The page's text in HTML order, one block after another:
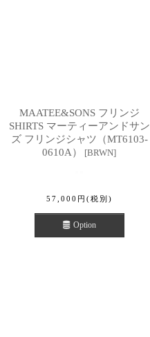
MAATEE&SONS フリンジ
SHIRTS マーティーアンドサン
ズ フリンジシャツ（MT6103-
0610A）
[BRWN]
57,000 円 (税別)
Option